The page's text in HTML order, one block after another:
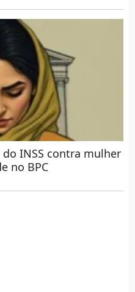
INSS contra mulher
no BPC